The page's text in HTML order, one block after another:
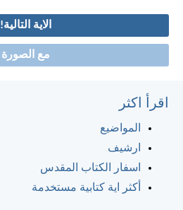
الاية التالية!
مع الصورة
اقرأ اكثر
المواضيع
ارشيف
اسفار الكتاب المقدس
أكثر اية كتابية مستخدمة